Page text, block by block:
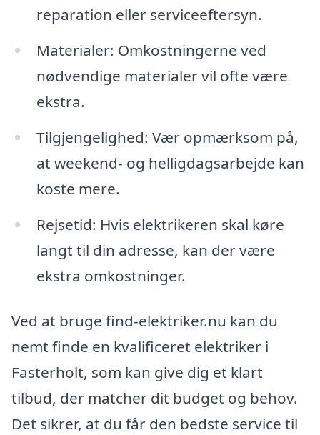
reparation eller serviceeftersyn.
Materialer: Omkostningerne ved
nødvendige materialer vil ofte være
ekstra.
Tilgjengelighed: Vær opmærksom på,
at weekend- og helligdagsarbejde kan
koste mere.
Rejsetid: Hvis elektrikeren skal køre
langt til din adresse, kan der være
ekstra omkostninger.
Ved at bruge find-elektriker.nu kan du
nemt finde en kvalificeret elektriker i
Fasterholt, som kan give dig et klart
tilbud, der matcher dit budget og behov.
Det sikrer, at du får den bedste service til